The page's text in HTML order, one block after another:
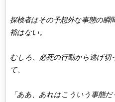
探検者はその予想外な事態の瞬
裕はない。
むしろ、必死の行動から逃げ切
て、
「ああ、あれはこういう事態